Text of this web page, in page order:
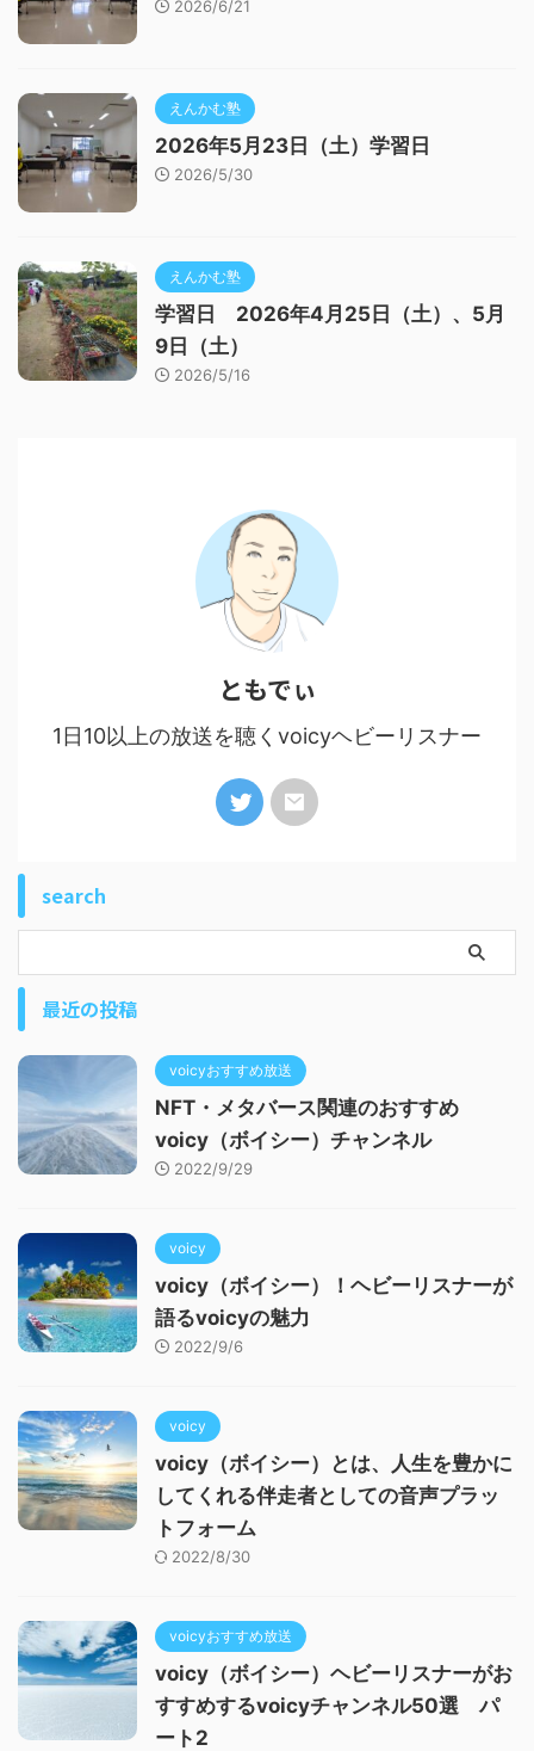
2026/6/21
えんかむ塾
2026年5月23日（土）学習日
2026/5/30
えんかむ塾
学習日 2026年4月25日（土）、5月
9日（土）
2026/5/16
ともでぃ
1日10以上の放送を聴くvoicyヘビーリスナー
search
最近の投稿
voicyおすすめ放送
NFT・メタバース関連のおすすめ
voicy（ボイシー）チャンネル
2022/9/29
voicy
voicy（ボイシー）！ヘビーリスナーが
語るvoicyの魅力
2022/9/6
voicy
voicy（ボイシー）とは、人生を豊かに
してくれる伴走者としての音声プラッ
トフォーム
2022/8/30
voicyおすすめ放送
voicy（ボイシー）ヘビーリスナーがお
すすめするvoicyチャンネル50選 パ
ート2